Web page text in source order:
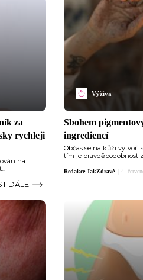
za
rychleji
na
DÁLE
Výživa
Sbohem
ingrediencí
Občas se na kůži vytvoří
tím je pravděpodobnost
Redakce JakZdravě 4.